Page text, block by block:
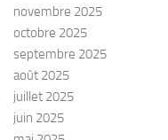
novembre 2025
octobre 2025
septembre 2025
août 2025
juillet 2025
juin 2025